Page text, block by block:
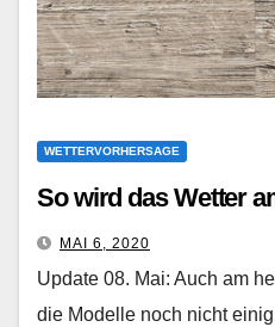
WETTERVORHERSAGE
So wird das Wetter
MAI 6, 2020
Update 08. Mai: Auch am
die Modelle noch nicht